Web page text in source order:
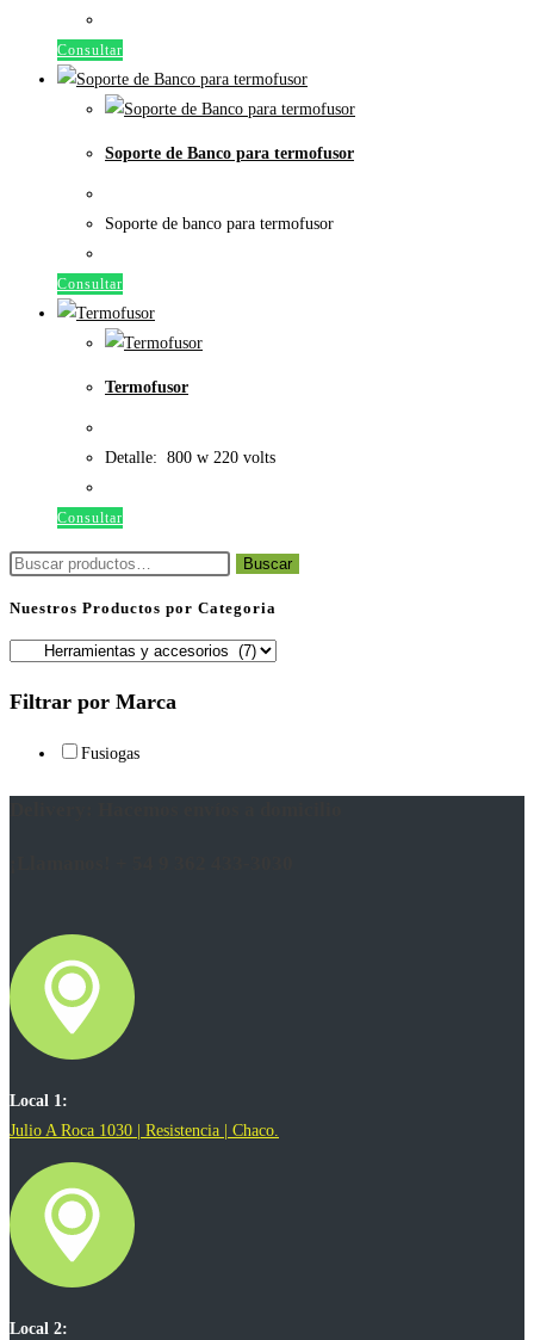
Consultar
Soporte de Banco para termofusor
Soporte de banco para termofusor
Consultar
Termofusor
Detalle: 800 w 220 volts
Consultar
Buscar
Buscar
Nuestros Productos por Categoria
Filtrar por Marca
Fusiogas
Local 1:
Julio A Roca 1030 | Resistencia | Chaco.
Local 2: